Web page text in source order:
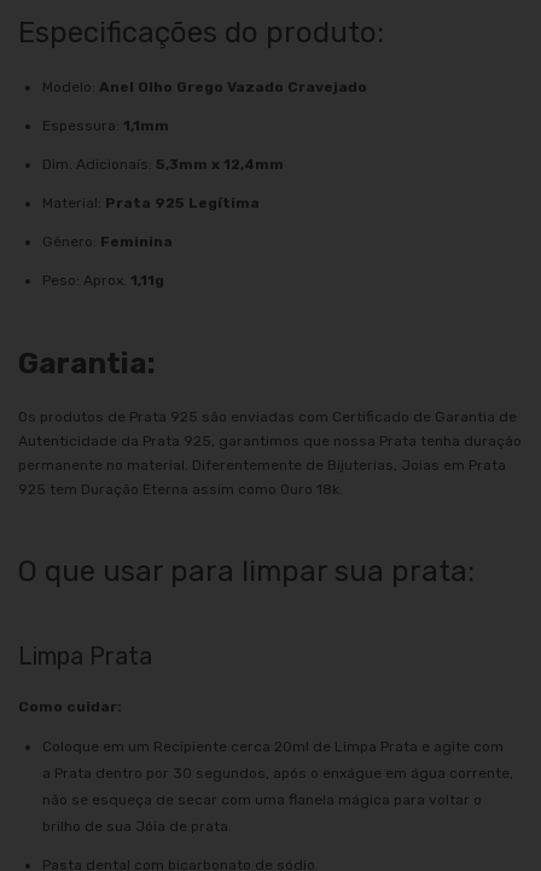
Especificações do produto:
Modelo: Anel Olho Grego Vazado Cravejado
Espessura: 1,1mm
Dim. Adicionaís: 5,3mm x 12,4mm
Material: Prata 925 Legítima
Gênero: Feminina
Peso: Aprox. 1,11g
Garantia:
Os produtos de Prata 925 são enviadas com Certificado de Garantia de
Autenticidade da Prata 925, garantimos que nossa Prata tenha duração
permanente no material. Diferentemente de Bijuterias, Joias em Prata
925 tem Duração Eterna assim como Ouro 18k.
O que usar para limpar sua prata:
Limpa Prata
Como cuidar:
Coloque em um Recipiente cerca 20ml de Limpa Prata e agite com
a Prata dentro por 30 segundos, após o enxágue em água corrente,
não se esqueça de secar com uma flanela mágica para voltar o
brilho de sua Jóia de prata.
Pasta dental com bicarbonato de sódio.